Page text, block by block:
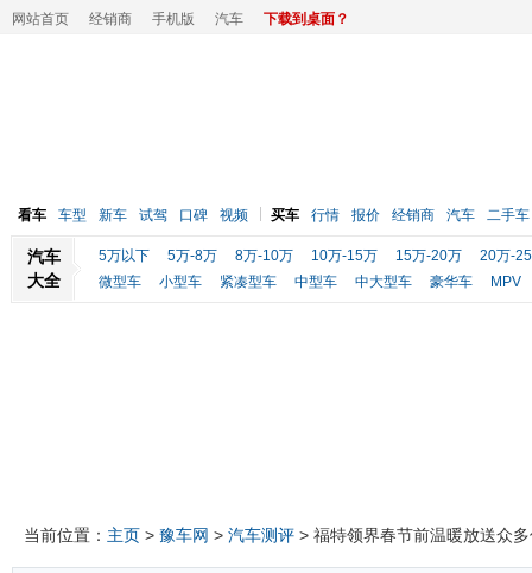
网站首页 经销商 手机版 汽车 下载到桌面？
看车 车型 新车 试驾 口碑 视频 买车 行情 报价 经销商 汽车 二手车
汽车
大全
5万以下 5万-8万 8万-10万 10万-15万 15万-20万
20万-
微型车
小型车 紧凑型车 中型车 中大型车 豪华车 MPV
当前位置： 主页 > 豫车网 > 汽车测评 > 福特领界春节前温暖放送众